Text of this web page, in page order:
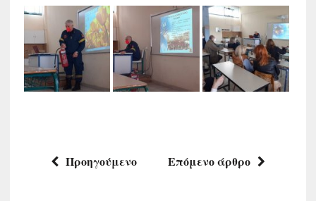
Προηγούμενο Επόμενο άρθρο